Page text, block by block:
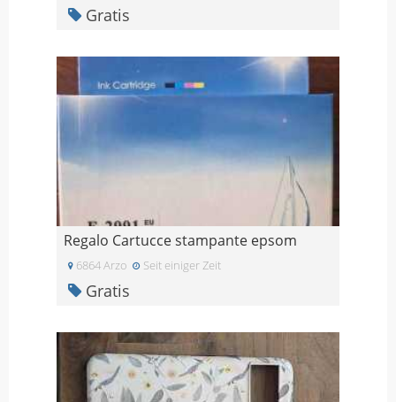
Gratis
Regalo Cartucce stampante epsom
6864 Arzo Seit einiger Zeit
Gratis